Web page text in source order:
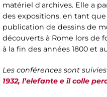
matériel d'archives. Elle a
des expositions, en tant
publication de dessins de
découverts à Rome lors de
à la fin des années 1800 et
Les conférences sont
1932, l’elefante e il colle